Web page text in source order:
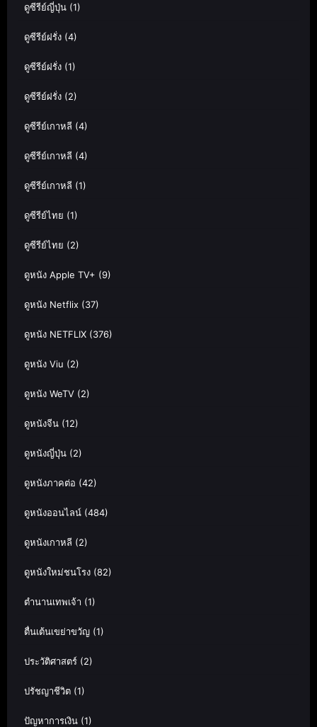
ดูซีรีย์ญี่ปุ่น (1)
ดูซีรีย์ฝรั่ง (4)
ดูซีรีย์ฝรั่ง (1)
ดูซีรีย์ฝรั่ง (2)
ดูซีรีย์เกาหลี (4)
ดูซีรีย์เกาหลี (4)
ดูซีรีย์เกาหลี (1)
ดูซีรีย์ไทย (1)
ดูซีรีย์ไทย (2)
ดูหนัง Apple TV+ (9)
ดูหนัง Netflix (37)
ดูหนัง NETFLIX (376)
ดูหนัง Viu (2)
ดูหนัง WeTV (2)
ดูหนังจีน (12)
ดูหนังญี่ปุ่น (2)
ดูหนังภาคต่อ (42)
ดูหนังออนไลน์ (484)
ดูหนังเกาหลี (2)
ดูหนังใหม่ชนโรง (82)
ตำนานเทพเจ้า (1)
ตื่นเต้นเขย่าขวัญ (1)
ประวัติศาสตร์ (2)
ปรัชญาชีวิต (1)
ปัญหาการเงิน (1)